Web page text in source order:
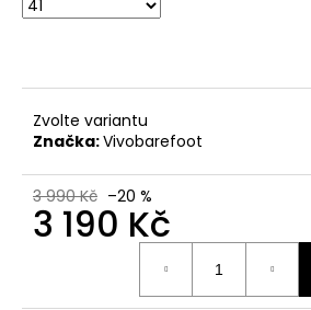
Zvolte variantu
Značka:Vivobarefoot
3 990 Kč –20 %
3 190 Kč
D
o
u
u
e